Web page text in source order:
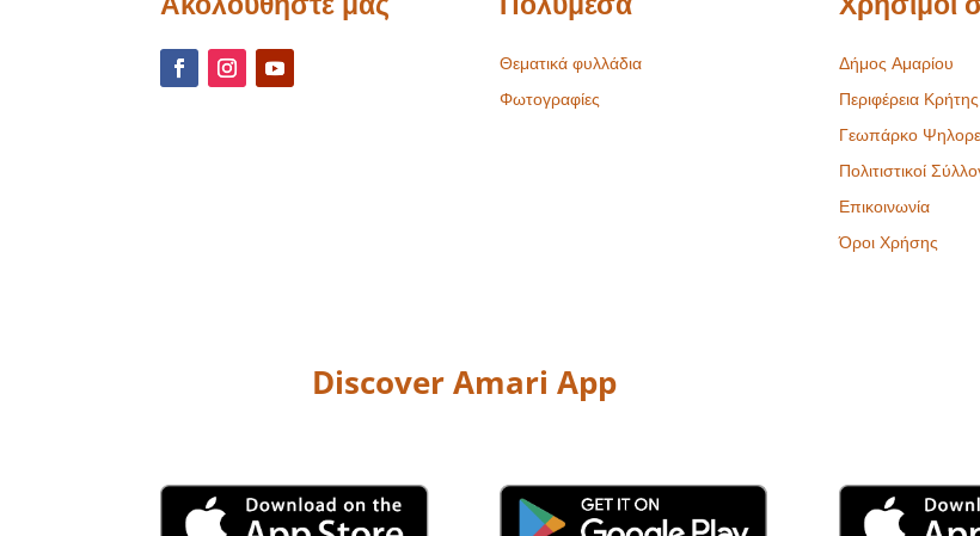
Θεματικά φυλλάδια
Φωτογραφίες
Δήμος Αμαρίου
Περιφέρεια Κρήτης
Γεωπάρκο
Πολιτιστικοί
Επικοινωνία
Όροι Χρήσης
Discover Amari App